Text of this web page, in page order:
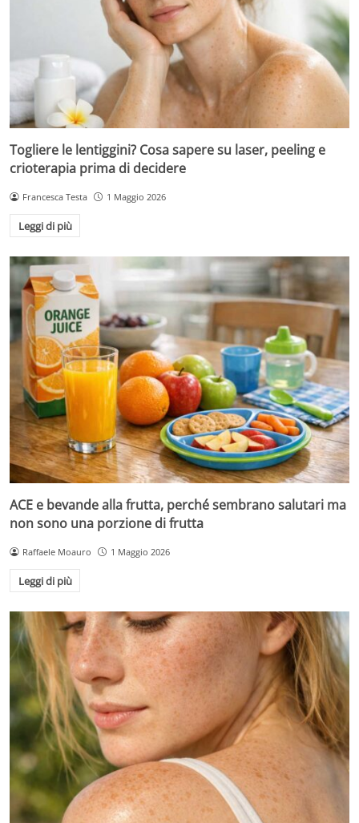
Togliere le lentiggini? Cosa sapere su laser, peeling e
crioterapia prima di decidere
Francesca Testa 1 Maggio 2026
Leggi di più
ACE e bevande alla frutta, perché sembrano salutari ma
non sono una porzione di frutta
Raffaele Moauro 1 Maggio 2026
Leggi di più